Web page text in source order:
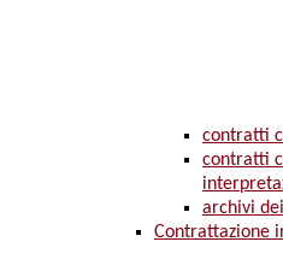
contratti
contratti
archivi
Contrattazione